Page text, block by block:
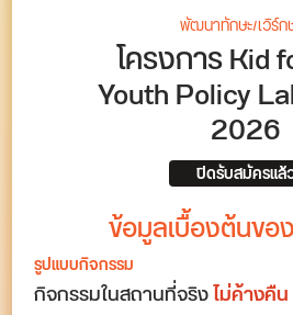
พัฒนาทักษะ/เวิร์ก
โครงการ Kid
Youth Policy
2026
ปิดรับสมัครแล้
ข้อมูลเบื้องต้นขอ
รูปแบบกิจกรรม
กิจกรรมในสถานที่จริงไม่ค้างคืน